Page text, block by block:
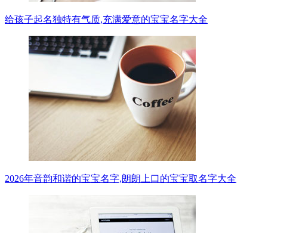
给孩子起名独特有气质,充满爱意的宝宝名字大全
2026年音韵和谐的宝宝名字,朗朗上口的宝宝取名字大全